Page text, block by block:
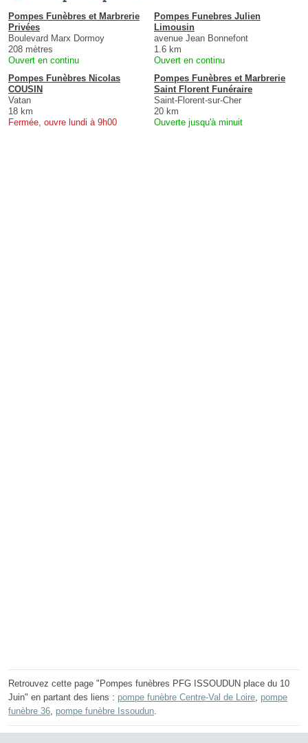
Pompes Funèbres et Marbrerie
Privées
Boulevard Marx Dormoy
208 mètres
Ouvert en continu
Pompes Funebres Julien
Limousin
avenue Jean Bonnefont
1.6 km
Ouvert en continu
Pompes Funèbres Nicolas
COUSIN
Vatan
18 km
Fermée, ouvre lundi à 9h00
Pompes Funèbres et Marbrerie
Saint Florent Funéraire
Saint-Florent-sur-Cher
20 km
Ouverte jusqu'à minuit
Retrouvez cette page "Pompes funèbres PFG ISSOUDUN place du 10
Juin" en partant des liens : pompe funèbre Centre-Val de Loire, pompe
funèbre 36, pompe funèbre Issoudun.